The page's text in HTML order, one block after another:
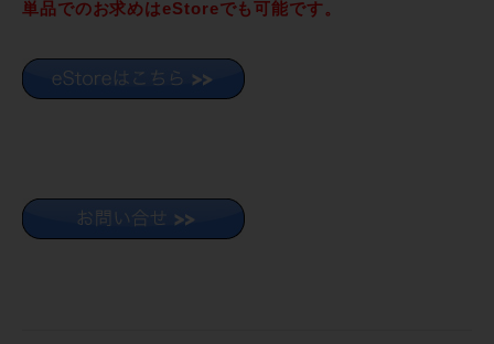
単品でのお求めはeStoreでも可能です。